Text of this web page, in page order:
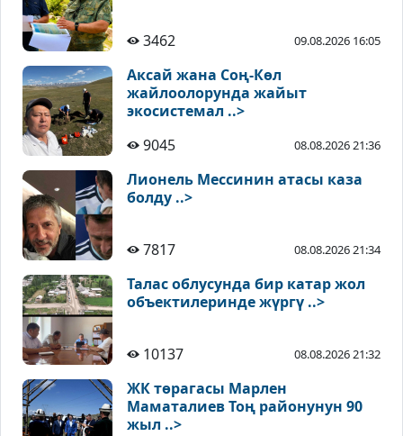
3462 09.08.2026 16:05
Аксай жана Соң-Көл
жайлоолорунда жайыт
экосистемал ..>
9045
08.08.2026 21:36
Лионель Мессинин атасы каза
болду ..>
7817 08.08.2026 21:34
Талас облусунда бир катар жол
объектилеринде жүргү ..>
10137 08.08.2026 21:32
ЖК төрагасы Марлен
Маматалиев Тоң районунун 90
жыл ..>